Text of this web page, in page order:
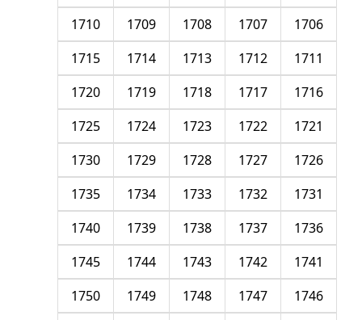
1706
1707
1708
1709
1710
1711
1712
1713
1714
1715
1716
1717
1718
1719
1720
1721
1722
1723
1724
1725
1726
1727
1728
1729
1730
1731
1732
1733
1734
1735
1736
1737
1738
1739
1740
1741
1742
1743
1744
1745
1746
1747
1748
1749
1750